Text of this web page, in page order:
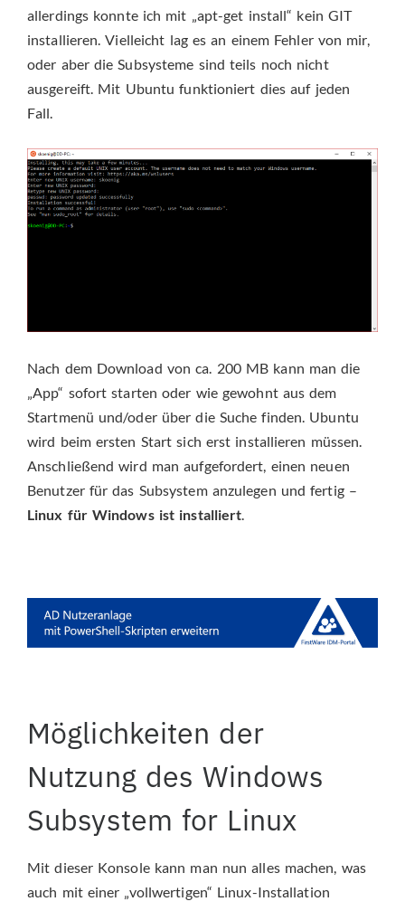
allerdings konnte ich mit „apt-get install“ kein GIT
installieren. Vielleicht lag es an einem Fehler von mir,
oder aber die Subsysteme sind teils noch nicht
ausgereift. Mit Ubuntu funktioniert dies auf jeden
Fall.
Nach dem Download von ca. 200 MB kann man die
„App“ sofort starten oder wie gewohnt aus dem
Startmenü und/oder über die Suche finden. Ubuntu
wird beim ersten Start sich erst installieren müssen.
Anschließend wird man aufgefordert, einen neuen
Benutzer für das Subsystem anzulegen und fertig –
Linux für Windows ist installiert
Möglichkeiten der
Nutzung des Windows
Subsystem for Linux
Mit dieser Konsole kann man nun alles machen, was
auch mit einer „vollwertigen“ Linux-Installation